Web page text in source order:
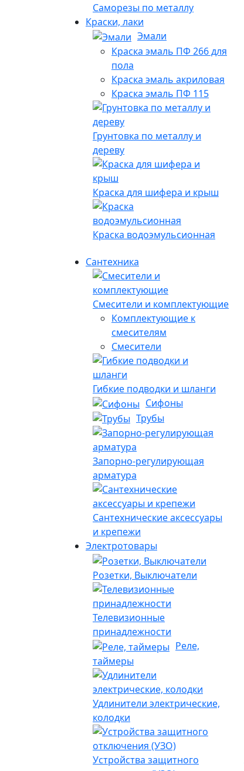
Саморезы по металлу
Краски, лаки
Эмали
Краска эмаль ПФ 266 для
пола
Краска эмаль акриловая
Краска эмаль ПФ 115
Грунтовка по металлу и
дереву
Краска для шифера и крыш
Краска водоэмульсионная
Сантехника
Смесители и комплектующие
Комплектующие к
смесителям
Смесители
Гибкие подводки и шланги
Сифоны
Трубы
Запорно-регулирующая
арматура
Сантехнические аксессуары
и крепежи
Электротовары
Розетки, Выключатели
Телевизионные
принадлежности
Реле,
таймеры
Удлинители электрические,
колодки
Устройства защитного